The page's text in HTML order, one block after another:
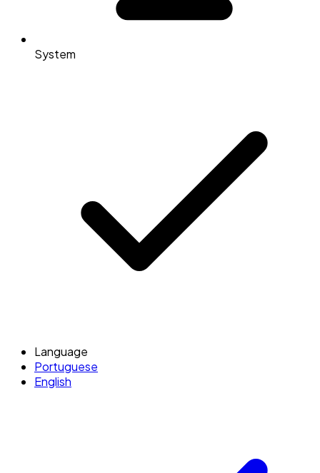
System
Language
Portuguese
English